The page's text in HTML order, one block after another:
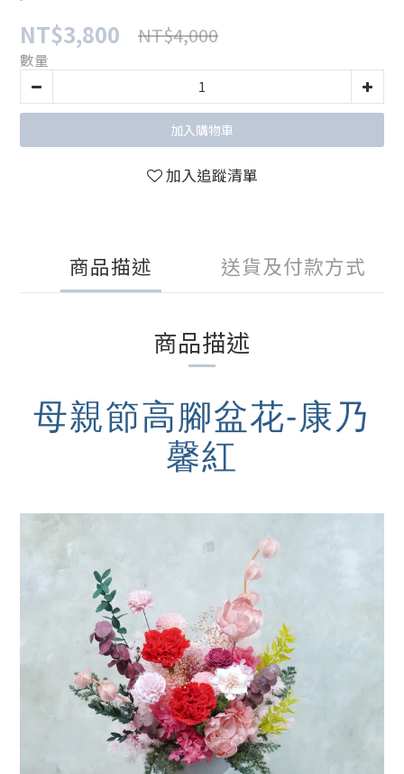
NT$3,800 NT$4,000
數量
加入購物車
加入追蹤清單
商品描述 送貨及付款方式
商品描述
母親節高腳盆花-康乃
馨紅